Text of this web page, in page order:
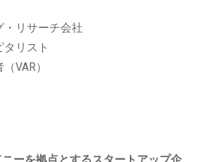
・リサーチ会社
リスト
VAR）